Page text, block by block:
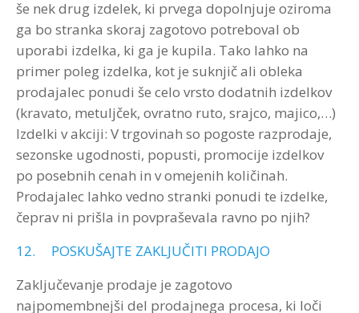
še nek drug izdelek, ki prvega dopolnjuje oziroma
ga bo stranka skoraj zagotovo potreboval ob
uporabi izdelka, ki ga je kupila. Tako lahko na
primer poleg izdelka, kot je suknjič ali obleka
prodajalec ponudi še celo vrsto dodatnih izdelkov
(kravato, metuljček, ovratno ruto, srajco, majico,…)
Izdelki v akciji: V trgovinah so pogoste razprodaje,
sezonske ugodnosti, popusti, promocije izdelkov
po posebnih cenah in v omejenih količinah.
Prodajalec lahko vedno stranki ponudi te izdelke,
čeprav ni prišla in povpraševala ravno po njih?
12. POSKUŠAJTE ZAKLJUČITI PRODAJO
Zaključevanje prodaje je zagotovo
najpomembnejši del prodajnega procesa, ki loči